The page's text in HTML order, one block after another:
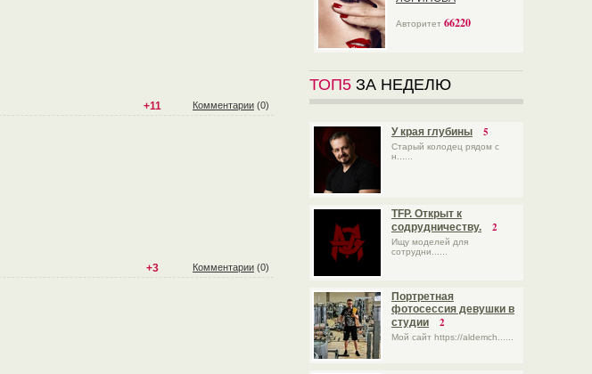
+11 Комментарии (0)
+3 Комментарии (0)
Авторитет 66220
ТОП5 ЗА НЕДЕЛЮ
У края глубины 5
Старый колодец рядом с
н......
TFP. Открыт к
содрудничеству.
2
Ищу моделей для
сотрудни......
Портретная
фотосессия девушки в
студии
2
Мой сайт https://aldemch......